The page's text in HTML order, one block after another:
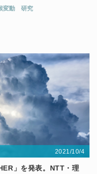
変動
研究
2021/10/4
」を発表。NTT・理